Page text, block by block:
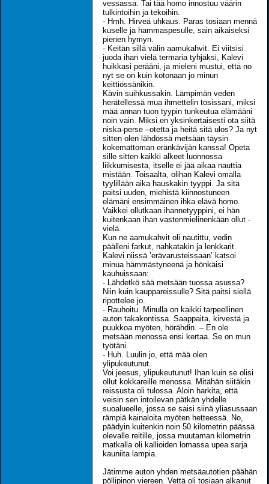
vessassa. Tai tää homo innostuu väärin
tulkintoihin ja tekoihin.
- Hmh. Hirveä uhkaus. Paras tosiaan mennä
kuselle ja hammaspesulle, sain aikaiseksi
pienen hymyn.
- Keitän sillä välin aamukahvit. Ei viitsisi
juoda ihan vielä termaria tyhjäksi, Kalevi
huikkasi perääni, ja mieleni mustui, että no
nyt se on kuin kotonaan jo minun
keittiössänikin.
Kävin suihkussakin. Lämpimän veden
herätellessä mua ihmettelin tosissani, miksi
mää annan tuon tyypin tunkeutua elämääni
noin vain. Miksi en yksinkertaisesti ota siitä
niska-perse –otetta ja heitä sitä ulos? Ja nyt
sitten olen lähdössä metsään täysin
kokemattoman eränkävijän kanssa! Opeta
sille sitten kaikki alkeet luonnossa
liikkumisesta, itselle ei jää aikaa nauttia
mistään. Toisaalta, olihan Kalevi omalla
tyylillään aika hauskakin tyyppi. Ja sitä
paitsi uuden, miehistä kiinnostuneen
elämäni ensimmäinen ihka elävä homo.
Vaikkei ollutkaan ihannetyyppini, ei hän
kuitenkaan ihan vastenmielinenkään ollut -
vielä.
Kun ne aamukahvit oli nautittu, vedin
päälleni farkut, nahkatakin ja lenkkarit.
Kalevi niissä ’erävarusteissaan’ katsoi
minua hämmästyneenä ja hönkäisi
kauhuissaan:
- Lähdetkö sää metsään tuossa asussa?
Niin kuin kauppareissulle? Sitä paitsi siellä
ripottelee jo.
- Rauhoitu. Minulla on kaikki tarpeellinen
auton takakontissa. Saappaita, kirvestä ja
puukkoa myöten, hörähdin. – En ole
metsään menossa ensi kertaa. Se on mun
työtäni.
- Huh. Luulin jo, että mää olen
ylipukeutunut.
Voi jeesus, ylipukeutunut! Ihan kuin se olisi
ollut kokkareille menossa. Mitähän siitäkin
reissusta oli tulossa. Aloin harkita, että
veisin sen intoilevan pätkän yhdelle
suoalueelle, jossa se saisi siinä yliasussaan
rämpiä kainaloita myöten hetteessä. No,
päädyin kuitenkin noin 50 kilometrin päässä
olevalle reitille, jossa muutaman kilometrin
matkalla oli kallioiden lomassa upea sarja
kauniita lampia.
Jätimme auton yhden metsäautotien päähän
pöllipinon viereen. Vettä oli tosiaan alkanut